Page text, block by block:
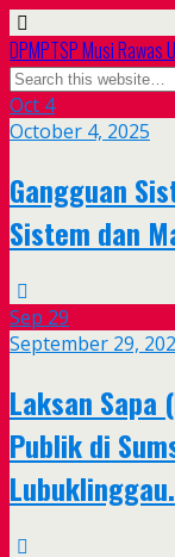
DPMPTSP Musi Rawas
Oct 4
October 4, 2025
Gangguan
Sistem dan
Sep 29
September 29,
Laksan Sapa
Publik di
Lubuklinggau.